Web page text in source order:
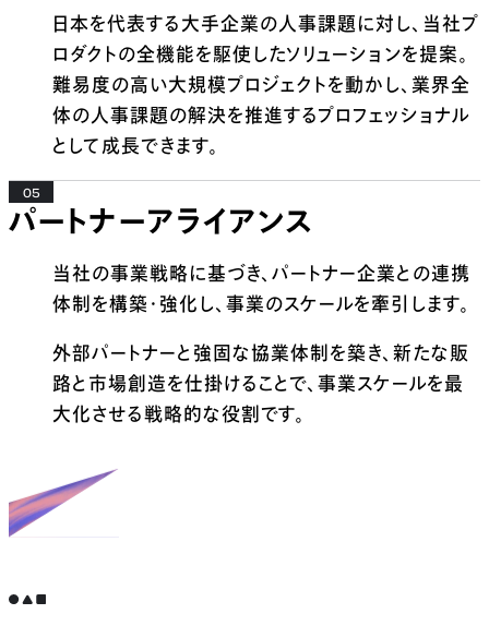
日本を代表する大手企業の人事課題に対し、当社プ
ロダクトの全機能を駆使したソリューションを提案。
難易度の高い大規模プロジェクトを動かし、業界全
体の人事課題の解決を推進するプロフェッショナル
として成長できます。
05
パートナーアライアンス
当社の事業戦略に基づき、パートナー企業との連携
体制を構築・強化し、事業のスケールを牽引します。
外部パートナーと強固な協業体制を築き、新たな販
路と市場創造を仕掛けることで、事業スケールを最
大化させる戦略的な役割です。